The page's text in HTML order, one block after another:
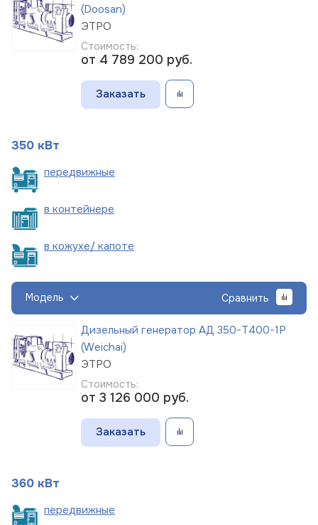
(Doosan)
ЭТРО
Стоимость:
от 4 789 200 руб.
Заказать
350 кВт
передвижные
в контейнере
в кожухе/ капоте
Модель Сравнить
Дизельный генератор АД 350-Т400-1Р
(Weichai)
ЭТРО
Стоимость:
от 3 126 000 руб.
Заказать
360 кВт
передвижные